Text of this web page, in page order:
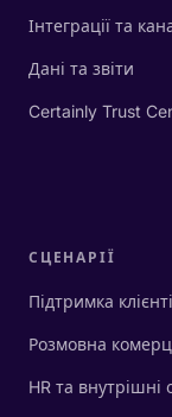
Інтеграції та
Дані та звіти
Certainly Trust
СЦЕНАРІЇ
Підтримка
Розмовна
HR та внутрішні